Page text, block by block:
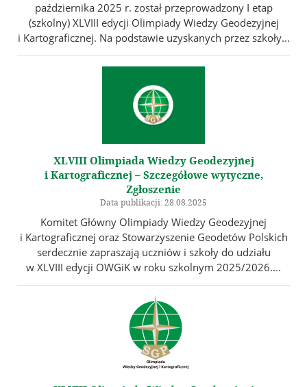
października 2025 r. został przeprowadzony I etap
(szkolny) XLVIII edycji Olimpiady Wiedzy Geodezyjnej
i Kartograficznej. Na podstawie uzyskanych przez szkoły...
XLVIII Olimpiada Wiedzy Geodezyjnej
i Kartograficznej – Szczegółowe wytyczne,
Zgłoszenie
Data publikacji: 28.08.2025
Komitet Główny Olimpiady Wiedzy Geodezyjnej
i Kartograficznej oraz Stowarzyszenie Geodetów Polskich
serdecznie zapraszają uczniów i szkoły do udziału
w XLVIII edycji OWGiK w roku szkolnym 2025/2026....